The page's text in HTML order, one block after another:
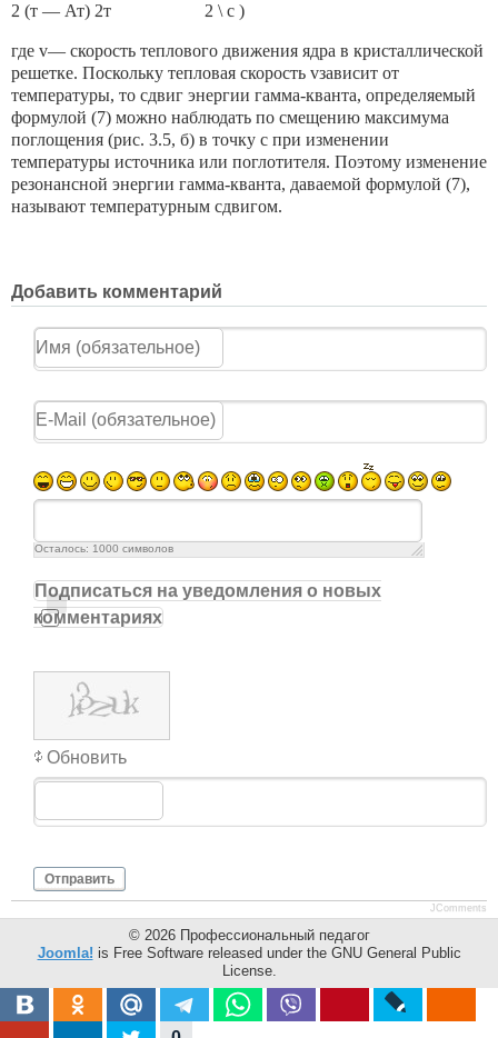
2 (т — Ат) 2т 2 \ с )
где v— скорость теплового движения ядра в кристаллической
решетке. Поскольку тепловая скорость vзависит от
температуры, то сдвиг энергии гамма-кванта, определяемый
формулой (7) можно наблюдать по смещению максимума
поглощения (рис. 3.5, б) в точку с при изменении
температуры источника или поглотителя. Поэтому изменение
резонансной энергии гамма-кванта, даваемой формулой (7),
называют температурным сдвигом.
Добавить комментарий
Осталось: 1000 символов
Подписаться на уведомления о новых
комментариях
Обновить
Отправить
JComments
© 2026 Профессиональный педагог
Joomla! is Free Software released under the GNU General Public
License.
Mobile version by
Mobile Joomla!